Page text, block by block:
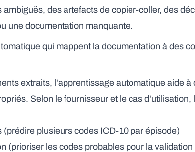
des artefacts de copier-coller, des
une documentation manquante.
qui mappent la documentation à des
extraits, l'apprentissage automatique aide à
Selon le fournisseur et le cas d'utilisation,
plusieurs codes ICD-10 par épisode)
(prioriser les codes probables pour la validation